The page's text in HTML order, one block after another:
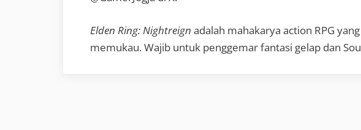
Elden Ring: Nightreign adalah mahakarya action RPG
memukau. Wajib untuk penggemar fantasi gelap dan